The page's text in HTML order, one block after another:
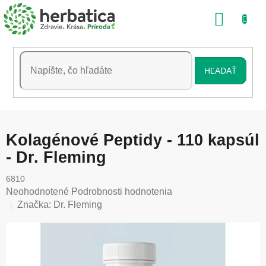
Prejsť
na
obsah
HĽADAŤ
Kolagénové Peptidy - 110 kapsúl
- Dr. Fleming
6810
Priemerné
hodnotenie
Neohodnotené Podrobnosti hodnotenia
Značka: Dr. Fleming